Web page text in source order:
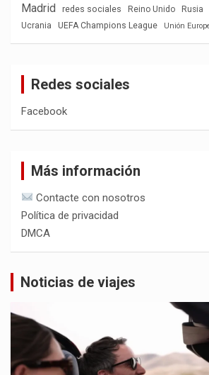
Madrid
redes sociales Reino Unido Rusia
Ucrania
UEFA Champions League Unión
Redes sociales
Facebook
Más información
Contacte con nosotros
Política de privacidad
DMCA
Noticias de viajes